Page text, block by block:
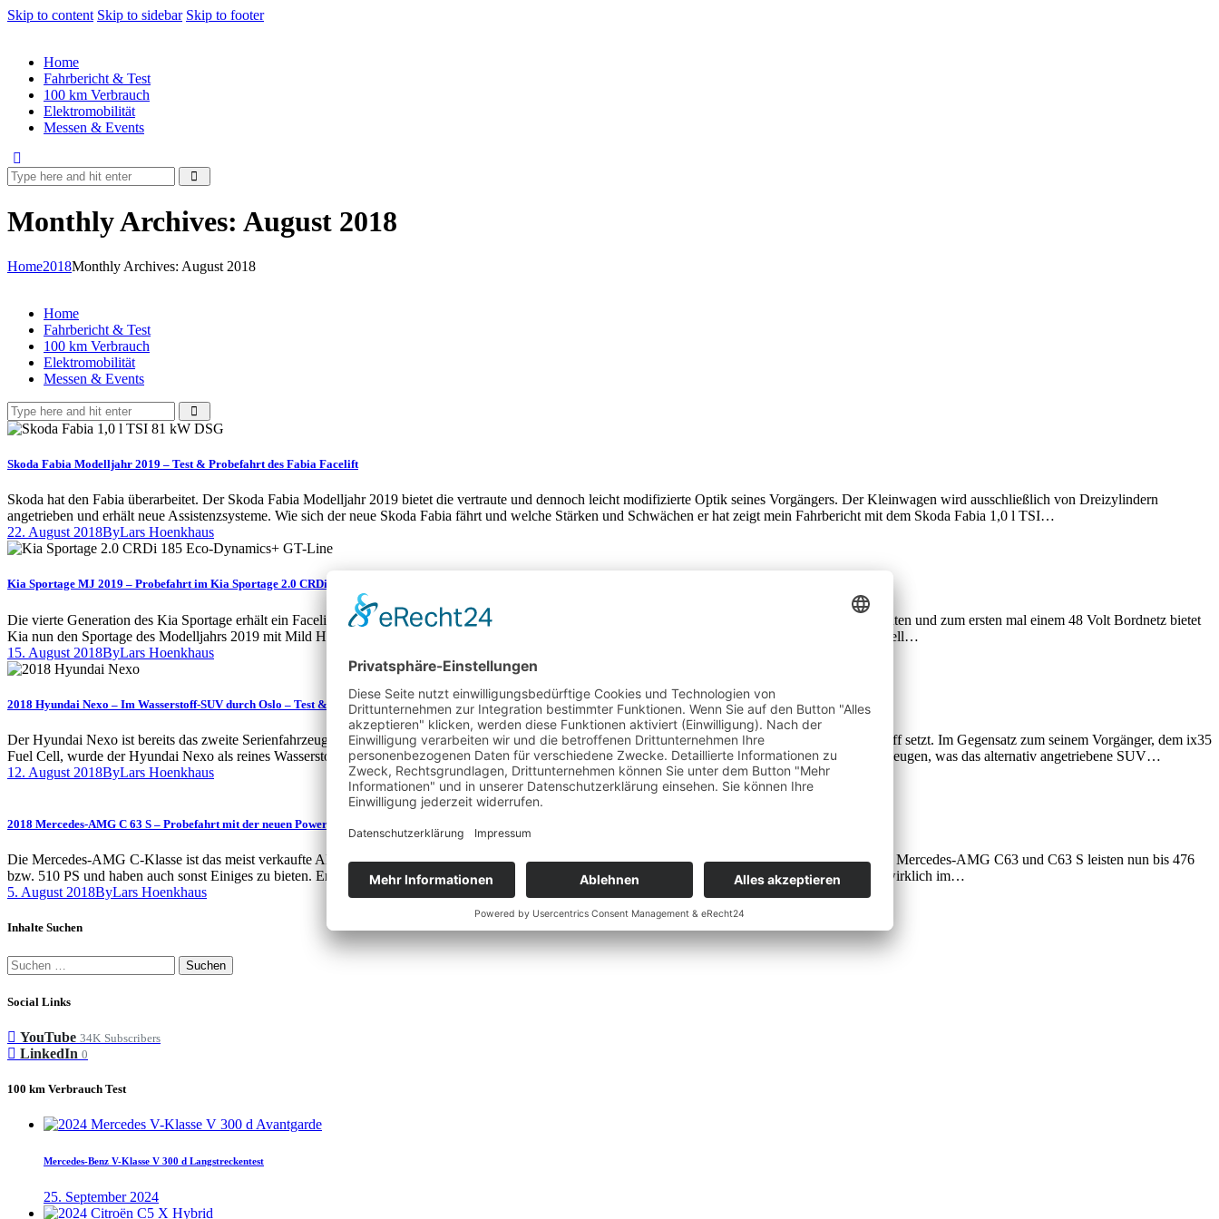
Skip to content Skip to sidebar Skip to footer
Home
Fahrbericht & Test
100 km Verbrauch
Elektromobilität
Messen & Events
Monthly Archives: August 2018
Home2018Monthly Archives: August 2018
Home
Fahrbericht & Test
100 km Verbrauch
Elektromobilität
Messen & Events
Skoda Fabia Modelljahr 2019 – Test & Probefahrt des Fabia Facelift
Skoda hat den Fabia überarbeitet. Der Skoda Fabia Modelljahr 2019 bietet die vertraute und dennoch leicht modifizierte Optik seines Vorgängers. Der Kleinwagen wird ausschließlich von Dreizylindern
angetrieben und erhält neue Assistenzsysteme. Wie sich der neue Skoda Fabia fährt und welche Stärken und Schwächen er hat zeigt mein Fahrbericht mit dem Skoda Fabia 1,0 l TSI…
22. August 2018ByLars Hoenkhaus
Kia Sportage MJ 2019 – Probefahrt im Kia Sportage 2.0 CRDi Eco-Dynamics+
Die vierte Generation des Kia Sportage erhält ein Facelift. Doch die wichtigsten Neuerungen findet man nicht im Blech. Mit neuen Motoren, mehr Assistenten und zum ersten mal einem 48 Volt Bordnetz bietet
Kia nun den Sportage des Modelljahrs 2019 mit Mild Hybrid an. Was den neuen Sportage von seinem Vorgänger unterscheidet und wie sich das Top-Modell…
15. August 2018ByLars Hoenkhaus
2018 Hyundai Nexo – Im Wasserstoff-SUV durch Oslo – Test & Fahrbericht
Der Hyundai Nexo ist bereits das zweite Serienfahrzeug der Koreaner, dass komplett auf den Antrieb mit einer Brennstoffzelle und Wasserstoff als Kraftstoff setzt. Im Gegensatz zum seinem Vorgänger, dem ix35
Fuel Cell, wurde der Hyundai Nexo als reines Wasserstoff-Fahrzeug entwickelt. Während meiner Testfahrt im Hyundai Nexo konnte ich mich davon überzeugen, was das alternativ angetriebene SUV…
12. August 2018ByLars Hoenkhaus
2018 Mercedes-AMG C 63 S – Probefahrt mit der neuen Power C-Klasse
Die Mercedes-AMG C-Klasse ist das meist verkaufte AMG Modell und wurde im Rahmen der aktuellen Modellplfege nochmals nachgeschärft. Die neuen Mercedes-AMG C63 und C63 S leisten nun bis 476
bzw. 510 PS und haben auch sonst Einiges zu bieten. Erhältlich ist das neue AMG C-Klasse Top-Modell als Limousine, Cabrio, Coupé und Kombi. Was wirklich im…
5. August 2018ByLars Hoenkhaus
Inhalte Suchen
Suchen
nach:
Social Links
YouTube 34K Subscribers
LinkedIn 0
100 km Verbrauch Test
Mercedes-Benz V-Klasse V 300 d Langstreckentest
25. September 2024